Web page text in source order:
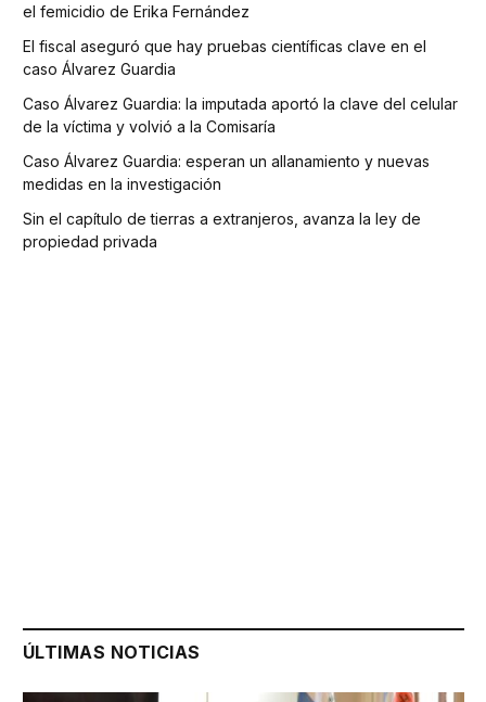
el femicidio de Erika Fernández
El fiscal aseguró que hay pruebas científicas clave en el
caso Álvarez Guardia
Caso Álvarez Guardia: la imputada aportó la clave del celular
de la víctima y volvió a la Comisaría
Caso Álvarez Guardia: esperan un allanamiento y nuevas
medidas en la investigación
Sin el capítulo de tierras a extranjeros, avanza la ley de
propiedad privada
ÚLTIMAS NOTICIAS